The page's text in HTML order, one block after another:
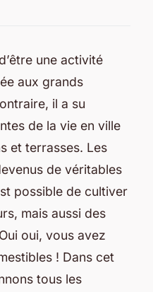
une activité
aux grands
il a su
de la vie en ville
et terrasses. Les
de véritables
possible de cultiver
mais aussi des
oui, vous avez
! Dans cet
tous les